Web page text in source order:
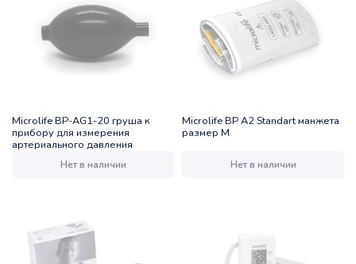
Microlife BP-AG1-20 груша к
прибору для измерения
артериального давления
Нет в наличии
Microlife ВР А2 Standart манжета
размер M
Нет в наличии